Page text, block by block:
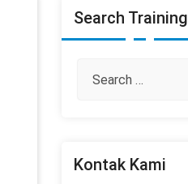
Search Training
Kontak Kami